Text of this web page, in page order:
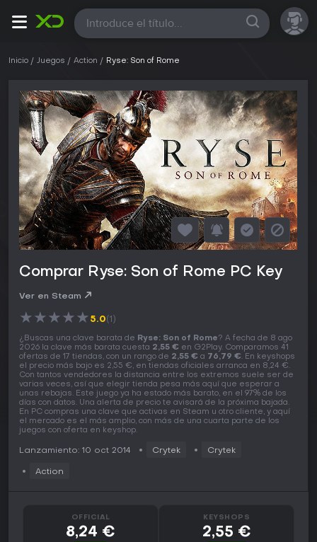
Todas
Inicio Juegos Action Ryse: Son of Rome
Comprar Ryse: Son of Rome PC Key
Ver en Steam
★★★★★ 5.0(1)
¿Buscas una clave barata de Ryse: Son of Rome? A fecha de 8 ago
2026 la clave más barata cuesta 2,55 € en G2Play. Comparamos 41
ofertas de 17 tiendas, con un rango de 2,55 € a 76,79 €. En keyshops
el precio más bajo es 2,55 €, en tiendas oficiales arranca en 8,24 €.
Con tantos vendedores la distancia entre los extremos suele ser de
varias veces, así que elegir tienda pesa más aquí que esperar a
unas rebajas. Este juego ya ha estado más barato, en el 97% de los
días con datos. Una alerta de precio te avisará de la próxima bajada.
En PC compras una clave que activas en Steam u otro cliente, y aquí
el mercado es el más amplio, con más de una cuarta parte de los
juegos con oferta en keyshop.
Lanzamiento: 10 oct 2014 Crytek Crytek
Action
OFFICIAL
8,24 €
KEYSHOPS
2,55 €